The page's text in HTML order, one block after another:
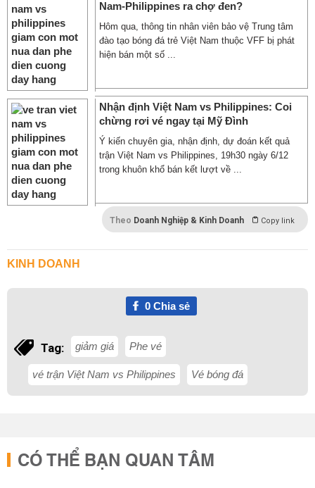
Nam-Philippines ra chợ đen?
Hôm qua, thông tin nhân viên bảo vệ Trung tâm
đào tạo bóng đá trẻ Việt Nam thuộc VFF bị phát
hiện bán một số ...
Nhận định Việt Nam vs Philippines: Coi
chừng rơi vé ngay tại Mỹ Đình
Ý kiến chuyên gia, nhận định, dự đoán kết quả
trận Việt Nam vs Philippines, 19h30 ngày 6/12
trong khuôn khổ bán kết lượt về ...
Theo Doanh Nghiệp & Kinh Doanh Copy link
KINH DOANH
0Chia sẻ
Tag: giảm giá Phe vé
vé trận Việt Nam vs Philippines Vé bóng đá
CÓ THỂ BẠN QUAN TÂM